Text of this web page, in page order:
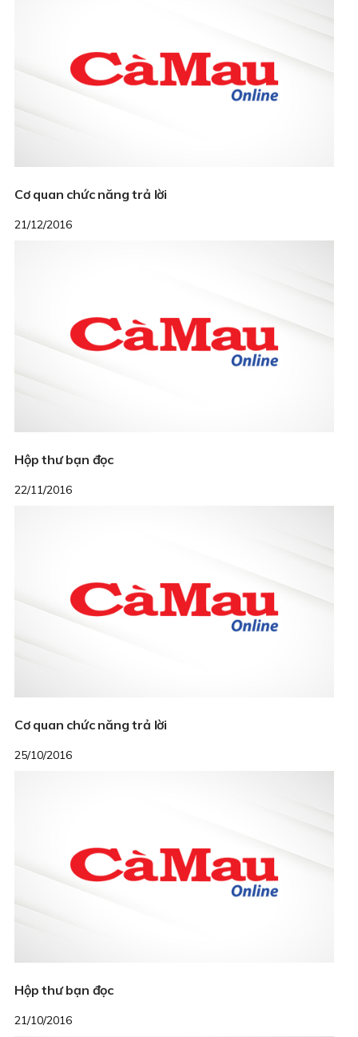
Cơ quan chức năng trả lời
21/12/2016
Hộp thư bạn đọc
22/11/2016
Cơ quan chức năng trả lời
25/10/2016
Hộp thư bạn đọc
21/10/2016